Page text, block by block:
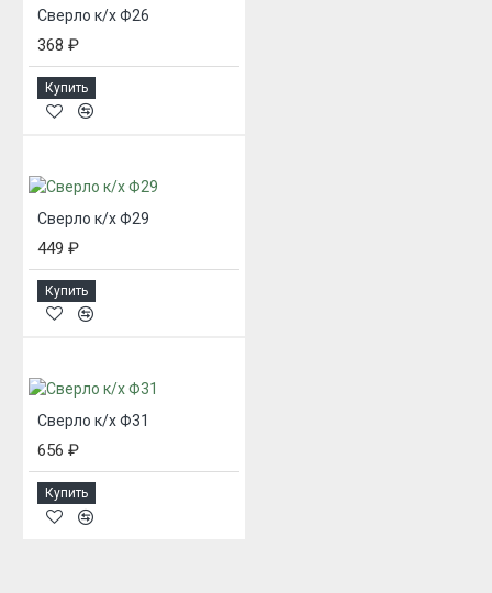
Сверло к/х Ф26
368 ₽
Купить
Сверло к/х Ф29
449 ₽
Купить
Сверло к/х Ф31
656 ₽
Купить